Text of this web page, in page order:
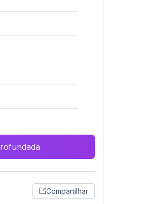
Compartilhar